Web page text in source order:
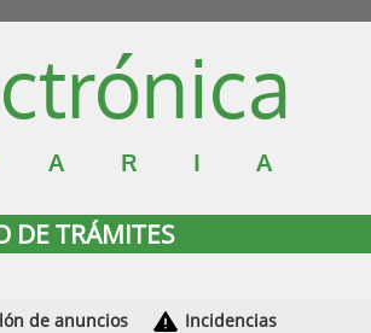
DE TRÁMITES
de anuncios Incidencias